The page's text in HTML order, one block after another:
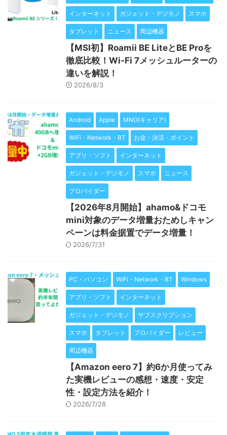
インターネット ガジェット・デジモノ スマホ
タブレット ニュース 周辺機器
【MSI初】Roamii BE LiteとBE Proを
徹底比較！Wi-Fi 7メッシュルーターの
違いを解説！
2026/8/3
Android Apple MNO(キャリア)
WiFi・Network・BT お金・決済・ポイント
アプリ・ソフト インターネット
ガジェット・デジモノ スマホ ニュース
プロバイダー
【2026年8月開始】ahamo&ドコモ
mini対象のデータ増量おためしキャン
ペーンは料金据置でデータ増量！
2026/7/31
PC・パソコン WiFi・Network・BT Windows
アプリ・ソフト インターネット
ガジェット・デジモノ サブスクリプション
スマホ タブレット プロバイダー レビュー
周辺機器
【Amazon eero 7】約6か月使ってみ
た実機レビューの感想・速度・安定
性・設定方法を紹介！
2026/7/28